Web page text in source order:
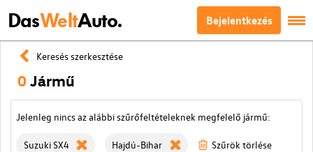
DasWeltAuto. Bejelentkezés
Keresés szerkesztése
0Jármű
Jelenleg nincs az alábbi szűrőfeltételeknek megfelelő jármű:
Suzuki SX4 Hajdú-Bihar Szűrök törlése